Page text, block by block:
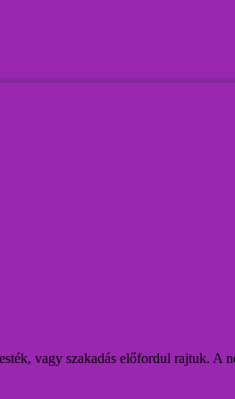
vagy szakadás előfordul rajtuk. A